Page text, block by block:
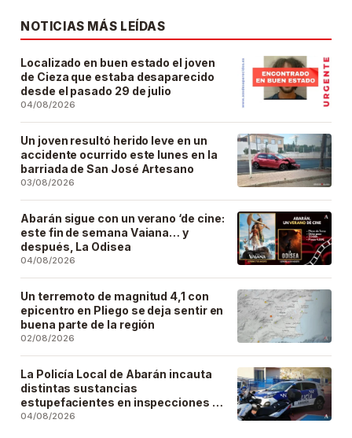
NOTICIAS MÁS LEÍDAS
Localizado en buen estado el joven
de Cieza que estaba desaparecido
desde el pasado 29 de julio
04/08/2026
Un joven resultó herido leve en un
accidente ocurrido este lunes en la
barriada de San José Artesano
03/08/2026
Abarán sigue con un verano ‘de cine:
este fin de semana Vaiana… y
después, La Odisea
04/08/2026
Un terremoto de magnitud 4,1 con
epicentro en Pliego se deja sentir en
buena parte de la región
02/08/2026
La Policía Local de Abarán incauta
distintas sustancias
estupefacientes en inspecciones a
locales públicos del municipio
04/08/2026